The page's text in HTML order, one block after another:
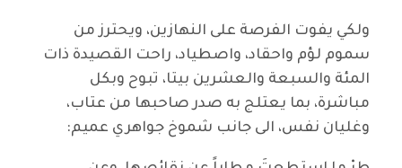
ولكي يفوت الفرصة على النهازين، ويحترز من
سموم لؤم واحقاد، واصطياد، راحت القصيدة ذات
المئة والسبعة والعشرين بيتا، تبوح وبكل
مباشرة، بما يعتلج به صدر صاحبها من عتاب،
وغليان نفس، الى جانب شموخ جواهري عميم: